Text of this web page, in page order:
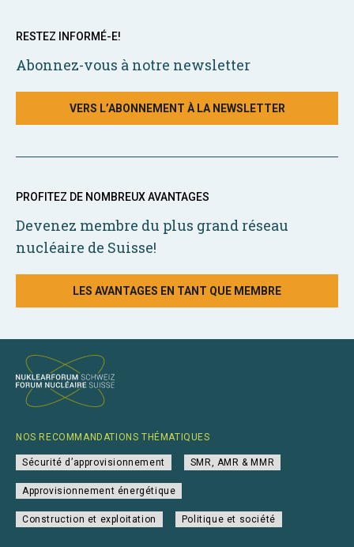
RESTEZ INFORMÉ-E!
Abonnez-vous à notre newsletter
VERS L’ABONNEMENT À LA NEWSLETTER
PROFITEZ DE NOMBREUX AVANTAGES
Devenez membre du plus grand réseau
nucléaire de Suisse!
LES AVANTAGES EN TANT QUE MEMBRE
NOS RECOMMANDATIONS THÉMATIQUES
Sécurité d’approvisionnement SMR, AMR & MMR
Approvisionnement énergétique
Construction et exploitation Politique et société